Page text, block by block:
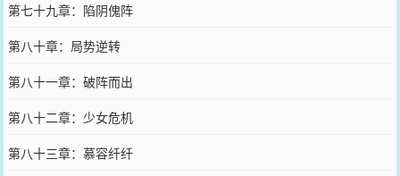
第七十九章：陷阴傀阵
第八十章：局势逆转
第八十一章：破阵而出
第八十二章：少女危机
第八十三章：慕容纤纤